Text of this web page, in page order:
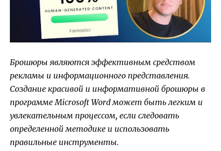
Брошюры являются эффективным средством
рекламы и информационного представления.
Создание красивой и информативной брошюры в
программе Microsoft Word может быть легким и
увлекательным процессом, если следовать
определенной методике и использовать
правильные инструменты.